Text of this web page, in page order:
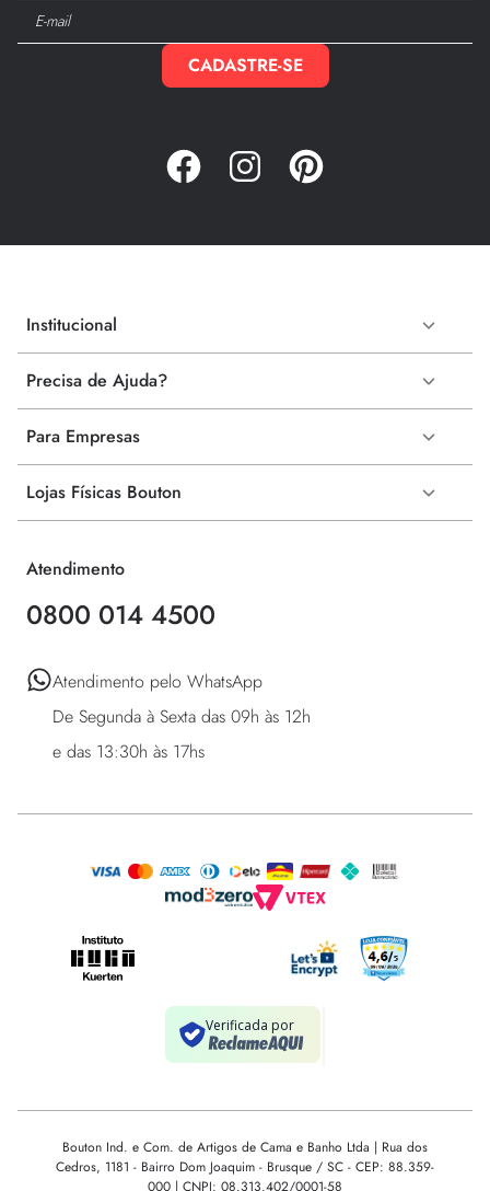
CADASTRE-SE
Institucional
Precisa de Ajuda?
Para Empresas
Lojas Físicas Bouton
Atendimento
0800 014 4500
Atendimento pelo WhatsApp
De Segunda à Sexta das 09h às 12h
e das 13:30h às 17hs
Bouton Ind. e Com. de Artigos de Cama e Banho Ltda | Rua dos
Cedros, 1181 - Bairro Dom Joaquim - Brusque / SC - CEP: 88.359-
000 | CNPJ: 08.313.402/0001-58